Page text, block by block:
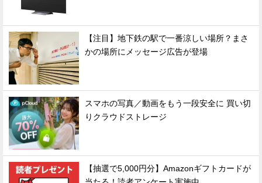
【注目】地下鉄の駅で一番涼しい場所？まさ
かの場所にメッセージ広告が登場
スマホの写真／動画をもう一段安全に 買い切
りクラウドストレージ
【抽選で5,000円分】Amazonギフトカードが